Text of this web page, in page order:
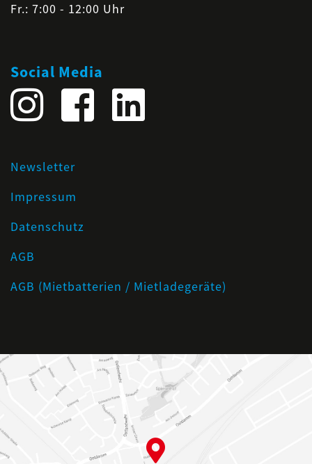
Fr.: 7:00 - 12:00 Uhr
Social Media
Newsletter
Impressum
Datenschutz
AGB
AGB (Mietbatterien / Mietladegeräte)